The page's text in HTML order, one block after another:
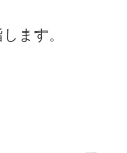
ます。